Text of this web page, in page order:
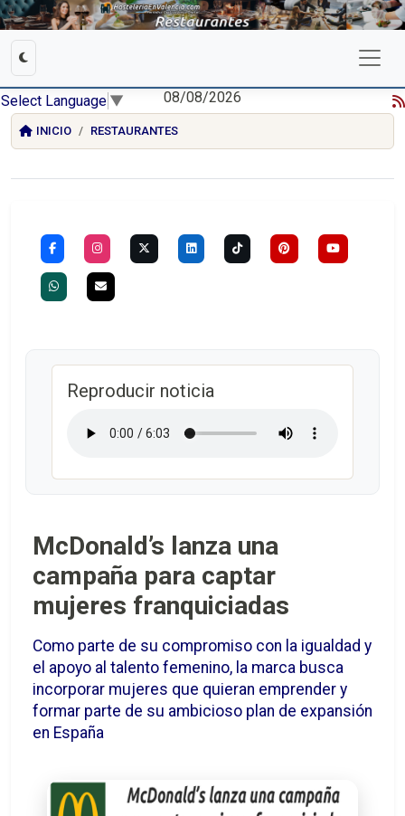
Select Language ▼ 08/08/2026
INICIO RESTAURANTES
Reproducir noticia
McDonald’s lanza una
campaña para captar
mujeres franquiciadas
Como parte de su compromiso con la igualdad y
el apoyo al talento femenino, la marca busca
incorporar mujeres que quieran emprender y
formar parte de su ambicioso plan de expansión
en España